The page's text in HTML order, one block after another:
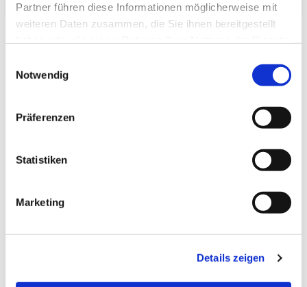
Partner führen diese Informationen möglicherweise mit
weiteren Daten zusammen, die Sie ihnen bereitgestellt
Notwendig
Präferenzen
Statistiken
Marketing
Details zeigen
Tatami-Sondermaß